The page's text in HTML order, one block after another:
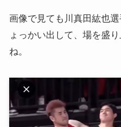
画像で見ても川真田紘也
ょっかい出して、場を盛
ね。